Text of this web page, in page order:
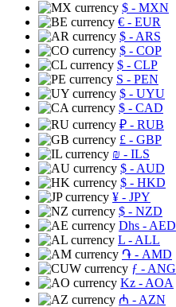
$ - MXN
€ - EUR
$ - ARS
$ - COP
$ - CLP
S - PEN
$ - UYU
$ - CAD
₽ - RUB
£ - GBP
₪ - ILS
$ - AUD
$ - HKD
¥ - JPY
$ - NZD
Dhs - AED
L - ALL
֏ - AMD
ƒ - ANG
Kz - AOA
₼ - AZN